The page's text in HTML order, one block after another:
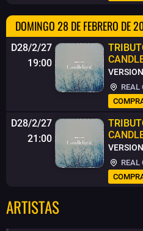
DOMINGO 28 DE FEBRERO DE
D28/2/27
19:00
REAL
D28/2/27
21:00
REAL
ARTISTAS